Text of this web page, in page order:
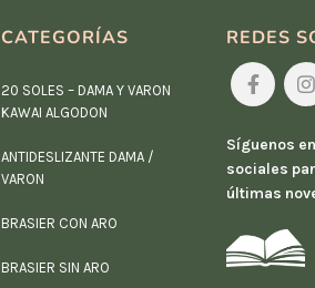
CATEGORÍAS
20 SOLES – DAMA Y VARON
KAWAI ALGODON
ANTIDESLIZANTE DAMA /
VARON
BRASIER CON ARO
BRASIER SIN ARO
REDES
Síguenos
sociales
últimas